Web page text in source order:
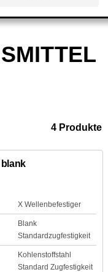
4 Produkte
X Wellenbefestiger
Blank
Standardzugfestigkeit
Kohlenstoffstahl
Standard Zugfestigkeit